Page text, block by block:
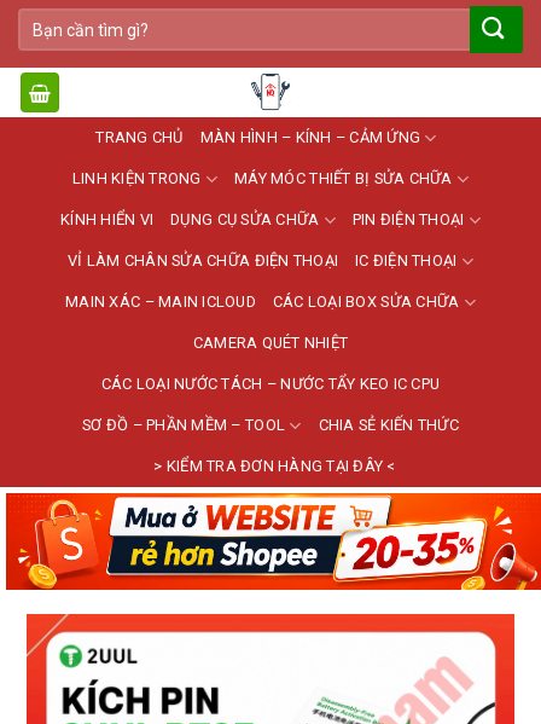
Bỏ
qua
nội
dung
Tìm
kiếm:
TRANG CHỦ MÀN HÌNH – KÍNH – CẢM ỨNG
LINH KIỆN TRONG MÁY MÓC THIẾT BỊ SỬA CHỮA
KÍNH HIỂN VI DỤNG CỤ SỬA CHỮA PIN ĐIỆN THOẠI
VỈ LÀM CHÂN SỬA CHỮA ĐIỆN THOẠI IC ĐIỆN THOẠI
MAIN XÁC – MAIN ICLOUD CÁC LOẠI BOX SỬA CHỮA
CAMERA QUÉT NHIỆT
CÁC LOẠI NƯỚC TÁCH – NƯỚC TẨY KEO IC CPU
SƠ ĐỒ – PHẦN MỀM – TOOL CHIA SẺ KIẾN THỨC
> KIỂM TRA ĐƠN HÀNG TẠI ĐÂY <